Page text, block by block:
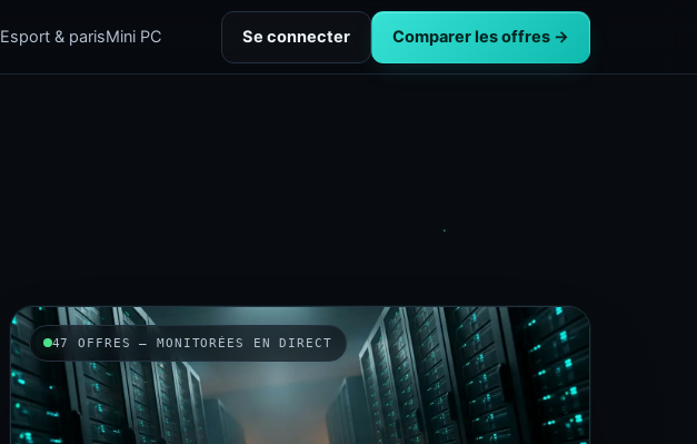
Esport & parisMini PC Se connecter Comparer les offres →
47 OFFRES — MONITORÉES EN DIRECT